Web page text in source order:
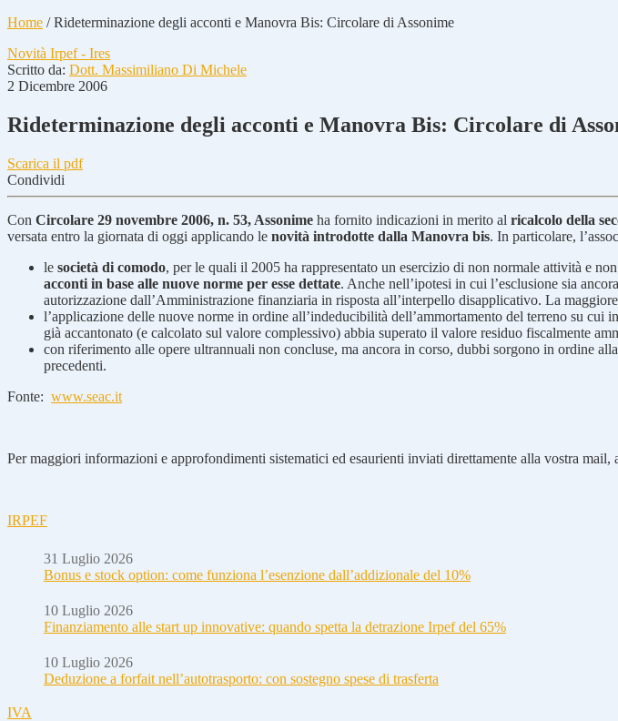
Home /Rideterminazione degli acconti e Manovra Bis: Circolare di Assonime
Novità Irpef - Ires
Scritto da: Dott. Massimiliano Di Michele
2 Dicembre 2006
Rideterminazione degli acconti e Manovra Bis: Circolare di
Scarica il pdf
Condividi
Con Circolare 29 novembre 2006, n. 53, Assonime ha fornito indicazioni in merito al ricalcolo della
versata entro la giornata di oggi applicando le novità introdotte dalla Manovra bis. In particolare,
le società di comodo, per le quali il 2005 ha rappresentato un esercizio di non normale attività e
acconti in base alle nuove norme per esse dettate. Anche nell’ipotesi in cui l’esclusione sia
autorizzazione dall’Amministrazione finanziaria in risposta all’interpello disapplicativo. La
l’applicazione delle nuove norme in ordine all’indeducibilità dell’ammortamento del terreno su
già accantonato (e calcolato sul valore complessivo) abbia superato il valore residuo fiscalmente
con riferimento alle opere ultrannuali non concluse, ma ancora in corso, dubbi sorgono in ordine
precedenti.
Fonte: www.seac.it
Per maggiori informazioni e approfondimenti sistematici ed esaurienti inviati direttamente alla vostra mail,
IRPEF
31 Luglio 2026
Bonus e stock option: come funziona l’esenzione dall’addizionale del 10%
10 Luglio 2026
Finanziamento alle start up innovative: quando spetta la detrazione Irpef del 65%
10 Luglio 2026
Deduzione a forfait nell’autotrasporto: con sostegno spese di trasferta
IVA